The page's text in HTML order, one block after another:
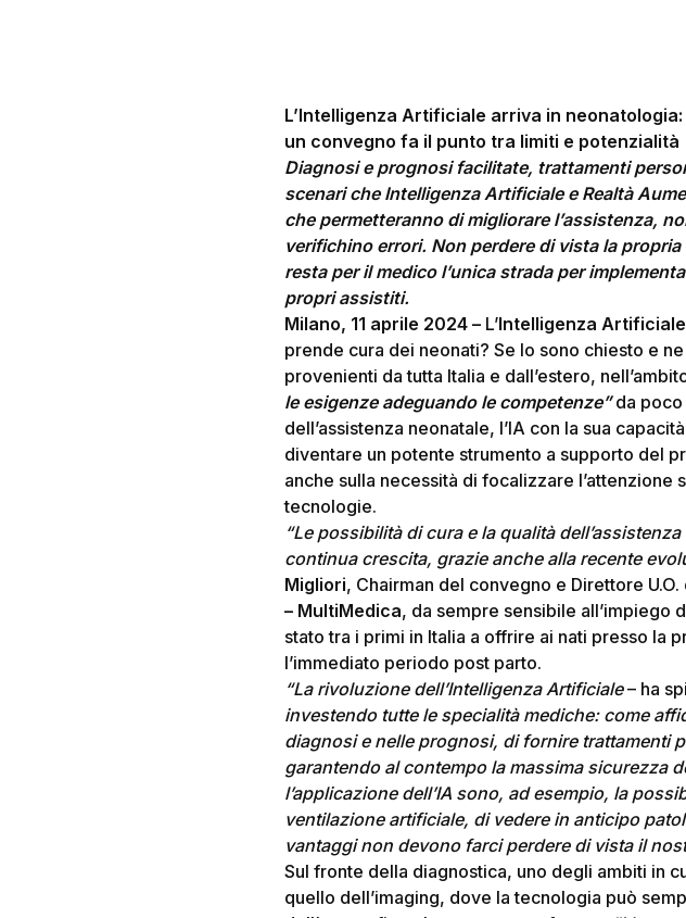
Hit enter to search or ESC to close
L’Intelligenza Artificiale arriva in neonatologia:
un convegno fa il punto tra limiti e potenzialità
Diagnosi e prognosi facilitate, trattamenti
scenari che Intelligenza Artificiale e Realtà
che permetteranno di migliorare l’assistenza,
verifichino errori. Non perdere di vista la
resta per il medico l’unica strada per
propri assistiti.
Milano, 11 aprile 2024 – L’Intelligenza
prende cura dei neonati? Se lo sono chiesto e
provenienti da tutta Italia e dall’estero,
le esigenze adeguando le competenze”da poco
dell’assistenza neonatale, l’IA con la sua
diventare un potente strumento a supporto del
anche sulla necessità di focalizzare
tecnologie.
“Le possibilità di cura e la qualità
continua crescita, grazie anche alla recente
Migliori, Chairman del convegno e Direttore
– MultiMedica, da sempre sensibile all’impiego
stato tra i primi in Italia a offrire ai nati presso la
l’immediato periodo post parto.
“La rivoluzione dell’Intelligenza Artificiale– ha
investendo tutte le specialità mediche: come
diagnosi e nelle prognosi, di fornire trattamenti
garantendo al contempo la massima sicurezza
l’applicazione dell’IA sono, ad esempio, la
ventilazione artificiale, di vedere in anticipo
vantaggi non devono farci perdere di vista il
Sul fronte della diagnostica, uno degli ambiti in
quello dell’imaging, dove la tecnologia può